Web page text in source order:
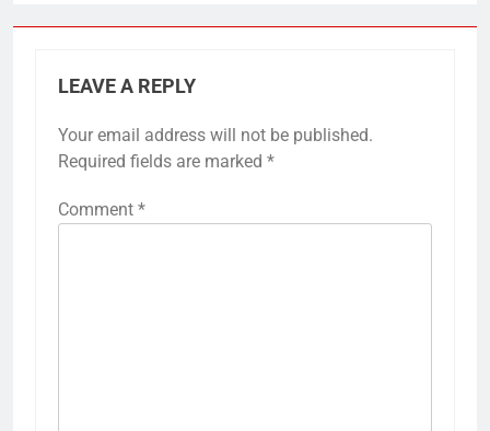
LEAVE A REPLY
Your email address will not be published.
Required fields are marked *
Comment *